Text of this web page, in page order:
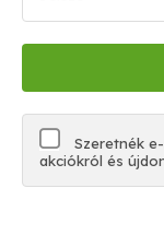
Szeretnék
akciókról és